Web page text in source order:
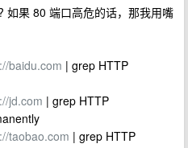
如果 80 端口高危的话，那我用嘴
baidu.com | grep HTTP
jd.com | grep HTTP
taobao.com | grep HTTP